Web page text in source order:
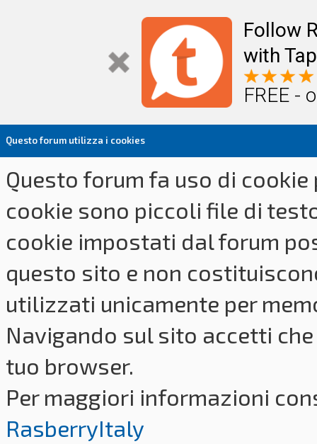
Follow
with
FREE -
Questo forum utilizza i cookies
Questo forum fa uso di
cookie sono piccoli file di
cookie impostati dal forum
questo sito e non
utilizzati unicamente per
Navigando sul sito accetti
tuo browser.
Per maggiori informazioni
RasberryItaly